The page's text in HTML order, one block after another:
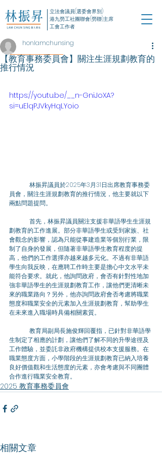
立法會議員(選委會界別)
港九勞工社團聯會(勞聯)主席
工會工作者
【教育事務委員會】關注生涯規劃教育的
推行情況
honlamchunsing
https://youtu.be/__n-GniJoXA?
si=uElqPJVkyHqLYoio
員會，關注生涯規劃教育的推行情況，他主要就以下
兩點問題提問。
劃教育的工作進展。部分非華語學生或受到家族、社
會觀念的影響，認為只能從事建造業等個別行業，限
制了自身的發展，但隨著非華語學生教育程度的提
高，他們的工作選擇亦越來越多元化。不過有非華語
學生向我反映，在應聘工作時主要是擔心中文水平未
能符合要求。就此，他詢問政府，會否有針對性地加
強非華語學生的生涯規劃教育工作，讓他們更清晰未
來的職業路向？另外，他亦詢問政府會否考慮將職業
態度和職業安全的元素加入生涯規劃教育，幫助學生
在未來進入職場時具備相關素質。
生制定了相應的計劃，讓他們了解不同的升學途徑及
工作體驗，並委託非政府機構提供校本支援服務。在
職業態度方面，小學階段的生涯規劃教育已納入培養
良好價值觀和生活態度的元素，亦會考慮與不同團體
合作進行職業安全教育。
2025 教育事務委員會
相關文章